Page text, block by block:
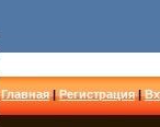
Главная|Регистрация|